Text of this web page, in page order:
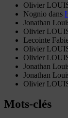
Olivier
Nognio dans
Jonathan
Olivier
Lecointe
Olivier
Olivier
Jonathan
Jonathan
Olivier
Mots-clés